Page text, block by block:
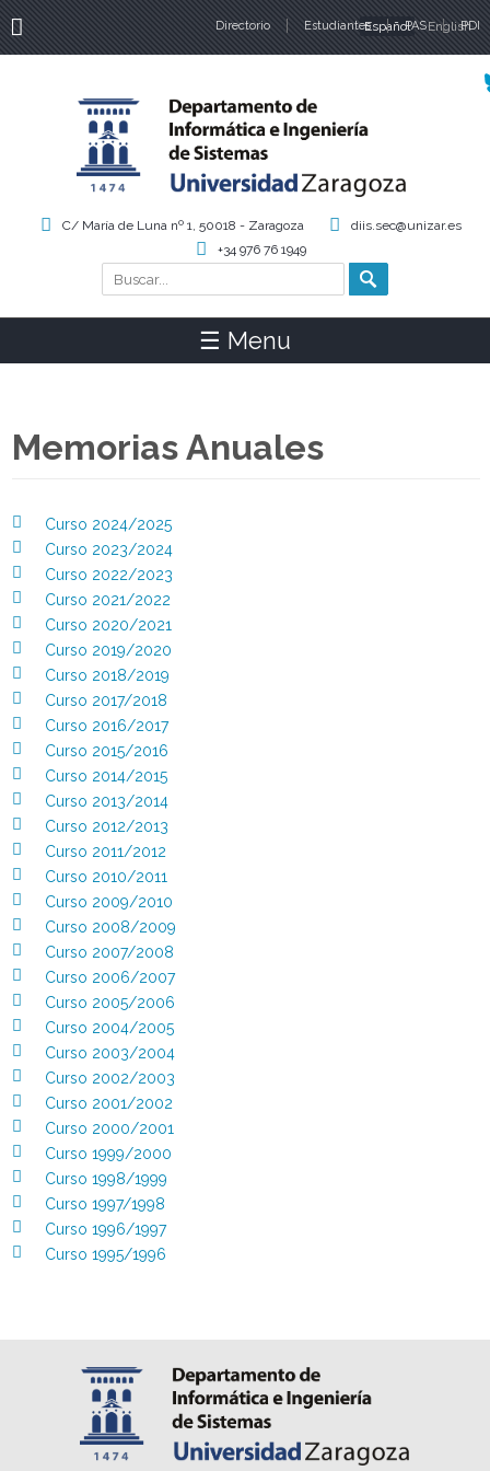
Directorio Estudiantes PAS PDI
Idiomas
Español English
Formulario de búsqueda
Buscar
C/ María de Luna nº 1, 50018 - Zaragoza
diis.sec@unizar.es
+34 976 76 1949
☰ Menu
Memorias Anuales
Curso 2024/2025
Curso 2023/2024
Curso 2022/2023
Curso 2021/2022
Curso 2020/2021
Curso 2019/2020
Curso 2018/2019
Curso 2017/2018
Curso 2016/2017
Curso 2015/2016
Curso 2014/2015
Curso 2013/2014
Curso 2012/2013
Curso 2011/2012
Curso 2010/2011
Curso 2009/2010
Curso 2008/2009
Curso 2007/2008
Curso 2006/2007
Curso 2005/2006
Curso 2004/2005
Curso 2003/2004
Curso 2002/2003
Curso 2001/2002
Curso 2000/2001
Curso 1999/2000
Curso 1998/1999
Curso 1997/1998
Curso 1996/1997
Curso 1995/1996